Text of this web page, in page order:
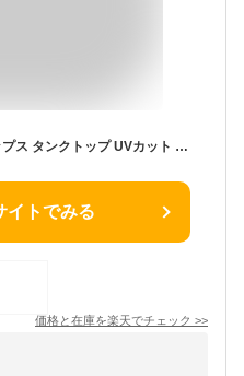
＼期間限定クーポン配布中♪／トップス タンクトップ UVカット 吸水速乾 カップ付き スクエアネック ストレッチ 綿混 無地 インナー レディース Honeys ハニーズ カップ付スクエアタンク
イトでみる
価格と在庫を楽天でチェック >>